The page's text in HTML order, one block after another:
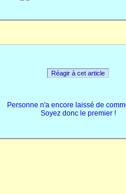
Réagir à cet article
Personne n'a encore laissé de
Soyez donc le premier !